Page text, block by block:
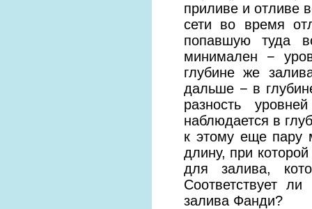
приливе и отливе
сети во время
попавшую туда
минимален −
глубине же
дальше − в
разность
наблюдается в
к этому еще пару
длину, при
для залива,
Соответствует
залива Фанди?